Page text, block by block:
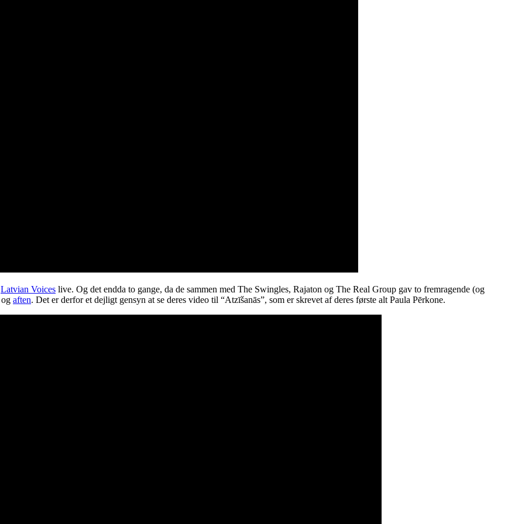
Latvian Voices live. Og det endda to gange, da de sammen med The Swingles, Rajaton og The Real Group gav to fremragende (og
og aften. Det er derfor et dejligt gensyn at se deres video til “Atzīšanās”, som er skrevet af deres første alt Paula Pērkone.